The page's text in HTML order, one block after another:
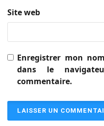
Site web
Enregistrer mon
dans le
commentaire.